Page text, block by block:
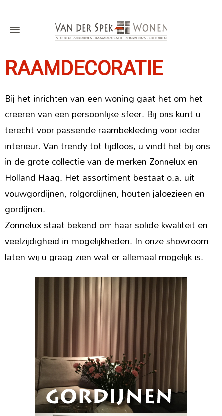
RAAMDECORATIE
Bij het inrichten van een woning gaat het om het
creeren van een persoonlijke sfeer. Bij ons kunt u
terecht voor passende raambekleding voor ieder
interieur. Van trendy tot tijdloos, u vindt het bij ons
in de grote collectie van de merken Zonnelux en
Holland Haag. Het assortiment bestaat o.a. uit
vouwgordijnen, rolgordijnen, houten jaloezieen en
gordijnen.
Zonnelux staat bekend om haar solide kwaliteit en
veelzijdigheid in mogelijkheden. In onze showroom
laten wij u graag zien wat er allemaal mogelijk is.